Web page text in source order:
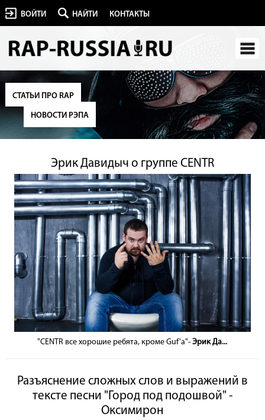
ВОЙТИ НАЙТИ КОНТАКТЫ
СТАТЬИ ПРО RAP
НОВОСТИ РЭПА
Эрик Давидыч о группе CENTR
"CENTR все хорошие ребята, кроме Guf'a"-Эрик Да...
Разъяснение сложных слов и выражений в
тексте песни "Город под подошвой" -
Оксимирон